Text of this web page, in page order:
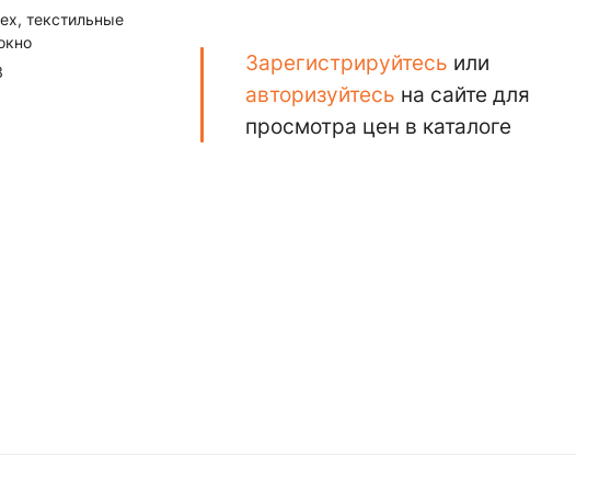
текстильные
Зарегистрируйтесь или
авторизуйтесь на сайте для
просмотра цен в каталоге